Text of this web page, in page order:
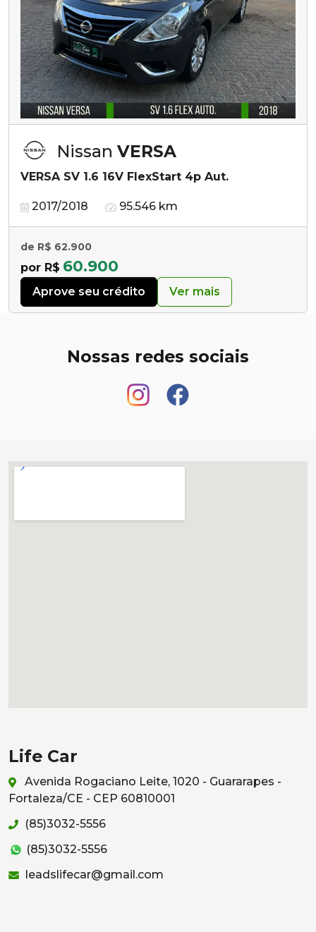
Nissan VERSA
VERSA SV 1.6 16V FlexStart 4p Aut.
2017/2018 95.546 km
de R$ 62.900
por R$ 60.900
Aprove seu crédito Ver mais
Nossas redes sociais
Life Car
Avenida Rogaciano Leite, 1020 - Guararapes -
Fortaleza/CE - CEP 60810001
(85)3032-5556
(85)3032-5556
leadslifecar@gmail.com